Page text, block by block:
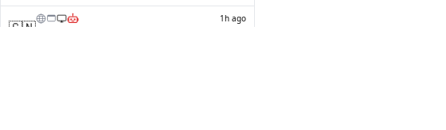
🇨🇳 1h ago